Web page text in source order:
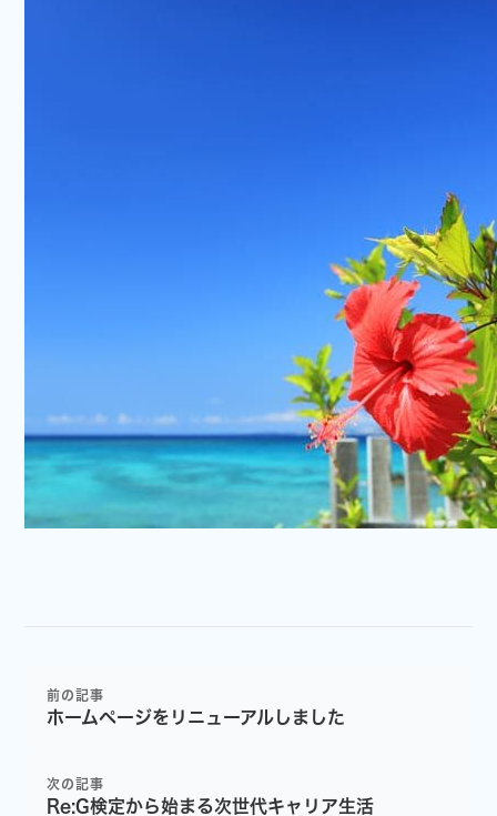
前の記事
ホームページをリニューアルしました
次の記事
Re:G検定から始まる次世代キャリア生活